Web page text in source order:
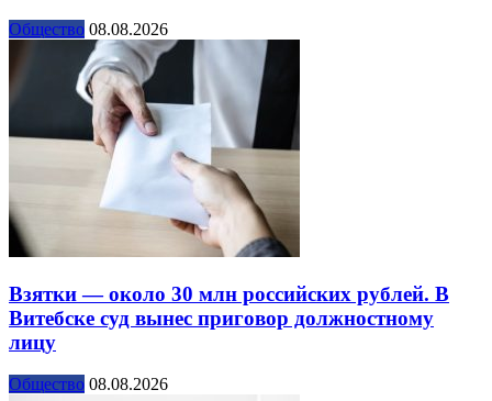
Общество 08.08.2026
Взятки — около 30 млн российских рублей. В
Витебске суд вынес приговор должностному
лицу
Общество 08.08.2026